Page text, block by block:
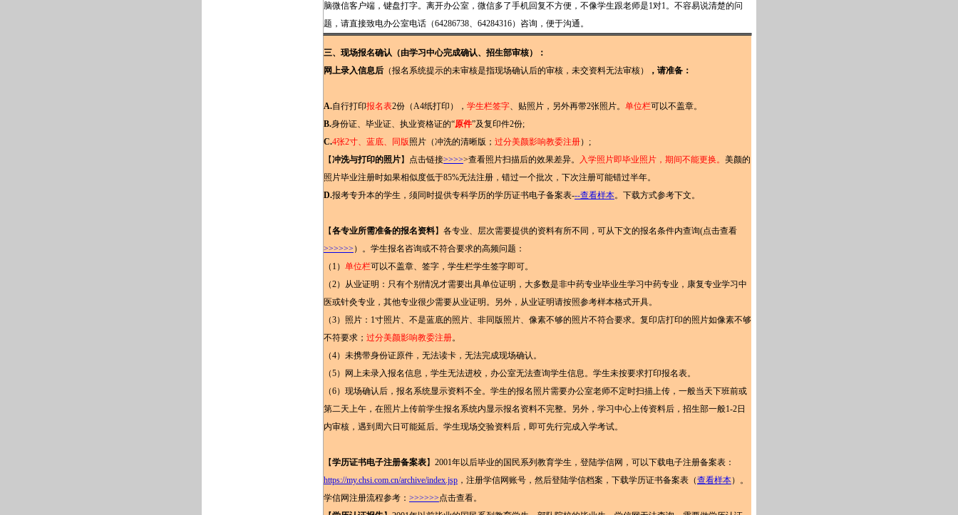
脑微信客户端，键盘打字。离开办公室，微信多了手机回复不方便，不像学生跟老师是1对1。不容易说清楚的问
题，请直接致电办公室电话（64286738、64284316）咨询，便于沟通。
三、现场报名确认（由学习中心完成确认、招生部审核）：
网上录入信息后 （报名系统提示的未审核是指现场确认后的审核，未交资料无法审核） ，请准备：
A.自行打印报名表2份（A4纸打印）， 学生栏签字、贴照片，另外再带2张照片。 单位栏可以不盖章。
B.身份证、毕业证、执业资格证的“原件”及复印件2份;
C.4张2寸、蓝底、同版照片（冲洗的清晰版； 过分美颜影响教委注册）;
【冲洗与打印的照片】点击链接>>>>>查看照片扫描后的效果差异。 入学照片即毕业照片，期间不能更换。 美颜的
照片毕业注册时如果相似度低于85%无法注册，错过一个批次，下次注册可能错过半年。
D.报考专升本的学生，须同时提供专科学历的学历证书电子备案表---查看样本。下载方式参考下文。
【各专业所需准备的报名资料】各专业、层次需要提供的资料有所不同，可从下文的报名条件内查询(点击查看
>>>>>> ）。学生报名咨询或不符合要求的高频问题：
（1） 单位栏可以不盖章、签字，学生栏学生签字即可。
（2）从业证明：只有个别情况才需要出具单位证明，大多数是非中药专业毕业生学习中药专业，康复专业学习中
医或针灸专业，其他专业很少需要从业证明。另外，从业证明请按照参考样本格式开具。
（3）照片：1寸照片、不是蓝底的照片、非同版照片、像素不够的照片不符合要求。复印店打印的照片如像素不够
不符要求； 过分美颜影响教委注册。
（4）未携带身份证原件，无法读卡，无法完成现场确认。
（5）网上未录入报名信息，学生无法进校，办公室无法查询学生信息。学生未按要求打印报名表。
（6）现场确认后，报名系统显示资料不全。学生的报名照片需要办公室老师不定时扫描上传，一般当天下班前或
第二天上午，在照片上传前学生报名系统内显示报名资料不完整。另外，学习中心上传资料后，招生部一般1-2日
内审核，遇到周六日可能延后。学生现场交验资料后，即可先行完成入学考试。
【学历证书电子注册备案表】2001年以后毕业的国民系列教育学生，登陆学信网，可以下载电子注册备案表：
https://my.chsi.com.cn/archive/index.jsp ，注册学信网账号，然后登陆学信档案，下载学历证书备案表（查看样本）。
学信网注册流程参考： >>>>>>点击查看。